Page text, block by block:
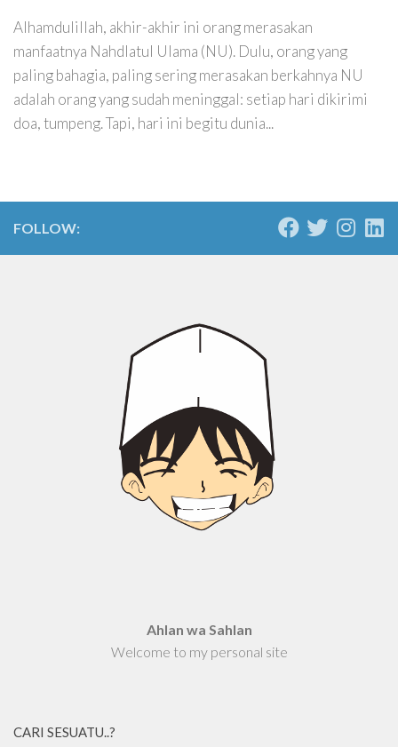
Alhamdulillah, akhir-akhir ini orang merasakan
manfaatnya Nahdlatul Ulama (NU). Dulu, orang yang
paling bahagia, paling sering merasakan berkahnya NU
adalah orang yang sudah meninggal: setiap hari dikirimi
doa, tumpeng. Tapi, hari ini begitu dunia...
FOLLOW:
Ahlan wa Sahlan
Welcome to my personal site
CARI SESUATU..?